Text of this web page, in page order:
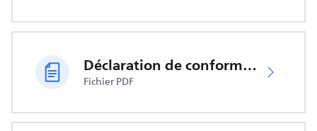
Déclaration de conformité UE
Fichier PDF